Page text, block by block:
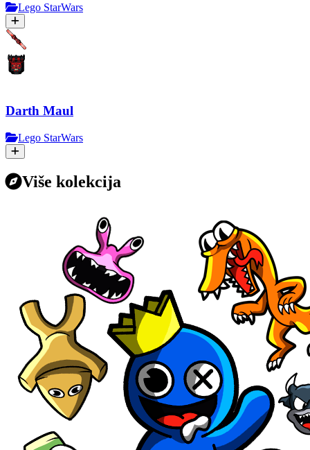
Lego StarWars
Darth Maul
Lego StarWars
Više kolekcija